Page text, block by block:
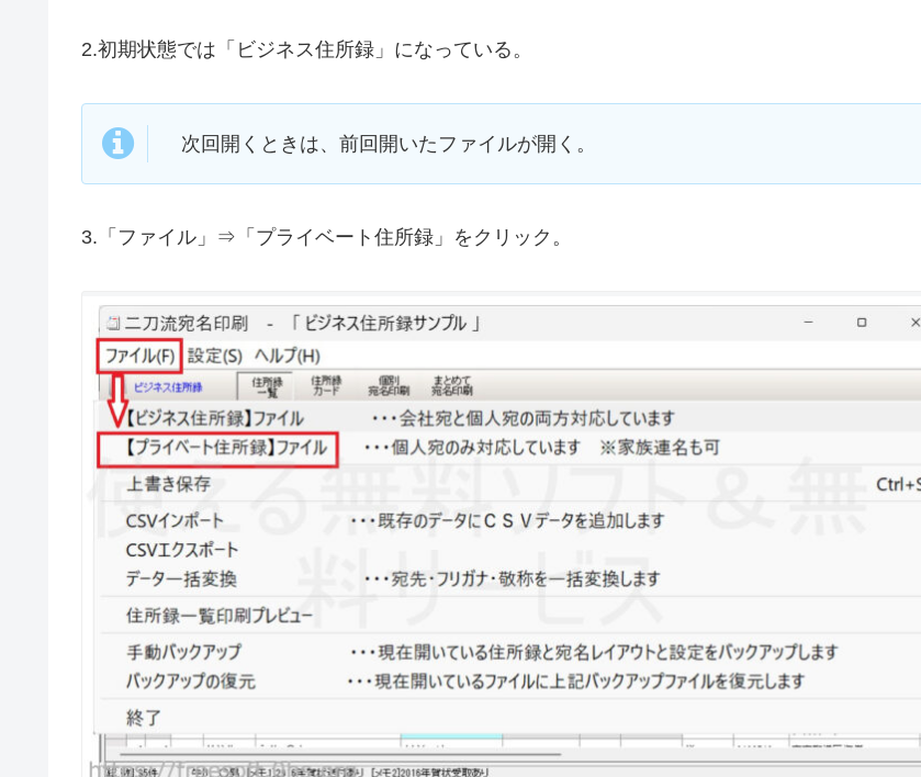
2.初期状態では「ビジネス住所録」になっている。
次回開くときは、前回開いたファイルが開く。
3.「ファイル」⇒「プライベート住所録」をクリック。